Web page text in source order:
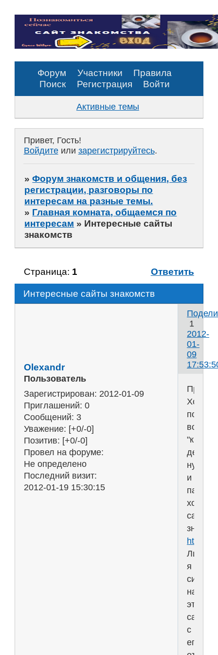
Форум Участники
Правила
Поиск
Регистрация Войти
Активные темы
Привет, Гость!
Войдитеили зарегистрируйтесь.
»Форум знакомств и общения, без
регистрации, разговоры по
интересам на разные темы.
» Главная комната, общаемся по
интересам » Интересные сайты
знакомств
Интересные сайты знакомств
Страница: 1 Ответить
1
2012-
01-
09
Olexandr
Пользователь
Зарегистрирован: 2012-01-09
Приглашений: 0
Сообщений: 3
Уважение: [+0/-0]
Позитив: [+0/-0]
Провел на форуме:
Не определено
Последний визит:
2012-01-19 15:30:15
Хочу
всем
ну
и
парням
сайт
http://
Лично
я
сижу
на
этом
сайте
с
его